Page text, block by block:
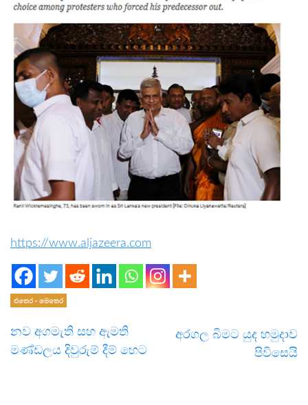
https://www.aljazeera.com
එතෙර - මෙතෙර
නව අගමැති සහ ඇමති
මණ්ඩලය දිවුරුම් දීම් හෙට
අරගල බිමට යුද හමුදාව
පිවිසෙයි